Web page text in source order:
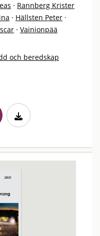
· Rannberg Krister
· Hällsten Peter ·
· Vainionpää
och beredskap